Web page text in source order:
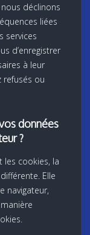
déclinons
liées
services
d’enregistrer
à leur
ou
données
?
les cookies, la
Elle
navigateur,